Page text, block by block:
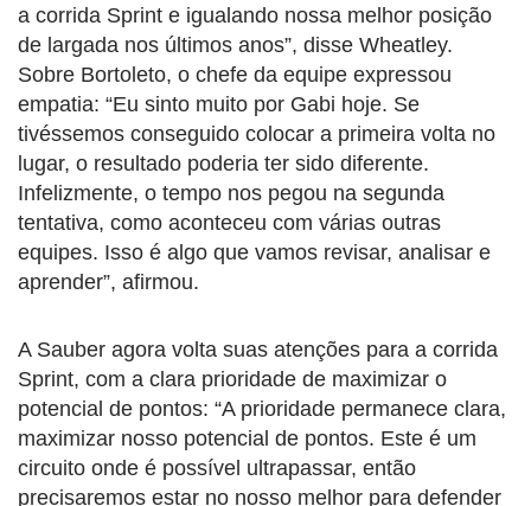
a corrida Sprint e igualando nossa melhor posição
de largada nos últimos anos”, disse Wheatley.
Sobre Bortoleto, o chefe da equipe expressou
empatia: “Eu sinto muito por Gabi hoje. Se
tivéssemos conseguido colocar a primeira volta no
lugar, o resultado poderia ter sido diferente.
Infelizmente, o tempo nos pegou na segunda
tentativa, como aconteceu com várias outras
equipes. Isso é algo que vamos revisar, analisar e
aprender”, afirmou.
A Sauber agora volta suas atenções para a corrida
Sprint, com a clara prioridade de maximizar o
potencial de pontos: “A prioridade permanece clara,
maximizar nosso potencial de pontos. Este é um
circuito onde é possível ultrapassar, então
precisaremos estar no nosso melhor para defender